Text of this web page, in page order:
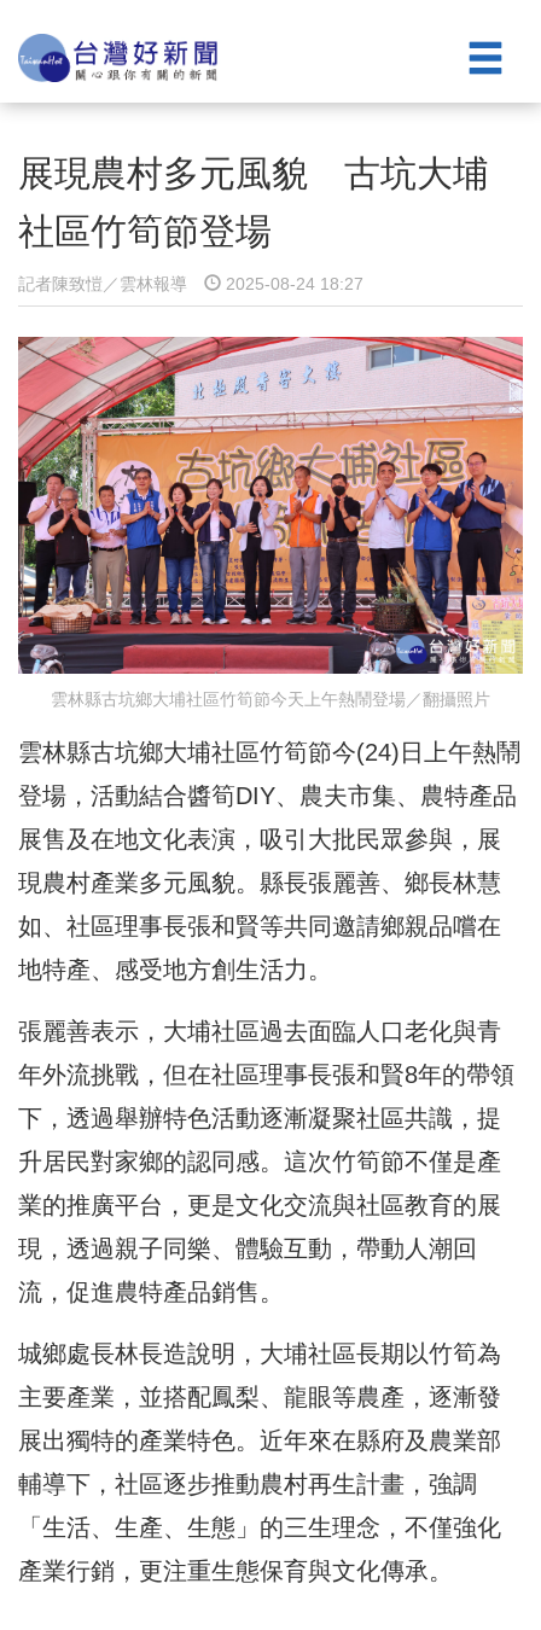
展現農村多元風貌 古坑大埔
社區竹筍節登場
記者陳致愷／雲林報導 2025-08-24 18:27
雲林縣古坑鄉大埔社區竹筍節今天上午熱鬧登場／翻攝照片
雲林縣古坑鄉大埔社區竹筍節今(24)日上午熱鬧
登場，活動結合醬筍DIY、農夫市集、農特產品
展售及在地文化表演，吸引大批民眾參與，展
現農村產業多元風貌。縣長張麗善、鄉長林慧
如、社區理事長張和賢等共同邀請鄉親品嚐在
地特產、感受地方創生活力。
張麗善表示，大埔社區過去面臨人口老化與青
年外流挑戰，但在社區理事長張和賢8年的帶領
下，透過舉辦特色活動逐漸凝聚社區共識，提
升居民對家鄉的認同感。這次竹筍節不僅是產
業的推廣平台，更是文化交流與社區教育的展
現，透過親子同樂、體驗互動，帶動人潮回
流，促進農特產品銷售。
城鄉處長林長造說明，大埔社區長期以竹筍為
主要產業，並搭配鳳梨、龍眼等農產，逐漸發
展出獨特的產業特色。近年來在縣府及農業部
輔導下，社區逐步推動農村再生計畫，強調
「生活、生產、生態」的三生理念，不僅強化
產業行銷，更注重生態保育與文化傳承。